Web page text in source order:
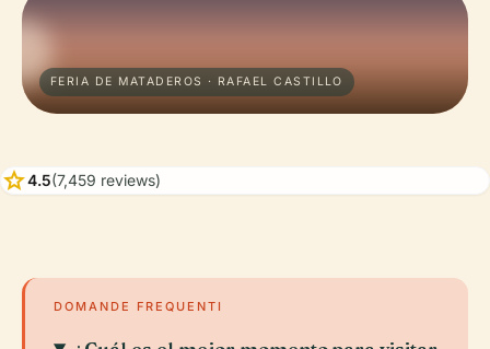
FERIA DE MATADEROS · RAFAEL CASTILLO
star4.5(7,459 reviews)
DOMANDE FREQUENTI